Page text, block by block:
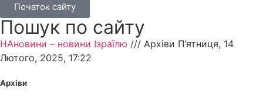
Початок сайту
Пошук по сайту
НАновини – новини Ізраїлю /// Архіви П’ятниця, 14
Лютого, 2025, 17:22
Архіви